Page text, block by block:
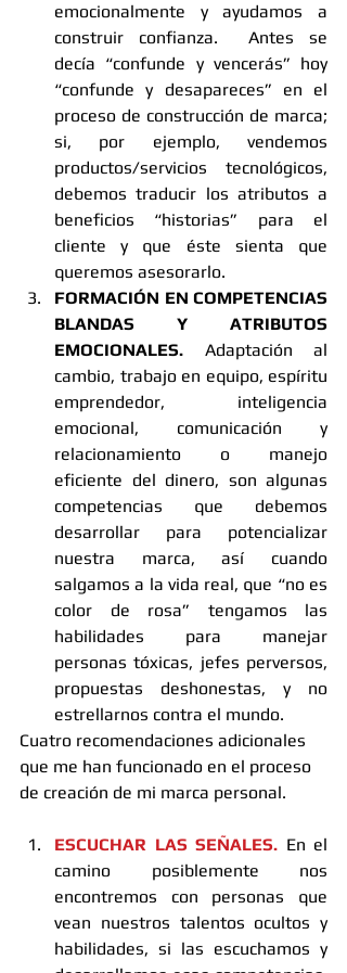
emocionalmente y ayudamos a
construir confianza.  Antes se
decía “confunde y vencerás” hoy
“confunde y desapareces” en el
proceso de construcción de marca;
si, por ejemplo, vendemos
productos/servicios tecnológicos,
debemos traducir los atributos a
beneficios “historias” para el
cliente y que éste sienta que
queremos asesorarlo.
FORMACIÓN EN COMPETENCIAS
BLANDAS Y ATRIBUTOS
EMOCIONALES. Adaptación al
cambio, trabajo en equipo, espíritu
emprendedor, inteligencia
emocional, comunicación y
relacionamiento o manejo
eficiente del dinero, son algunas
competencias que debemos
desarrollar para potencializar
nuestra marca, así cuando
salgamos a la vida real, que “no es
color de rosa” tengamos las
habilidades para manejar
personas tóxicas, jefes perversos,
propuestas deshonestas, y no
estrellarnos contra el mundo.
Cuatro recomendaciones adicionales
que me han funcionado en el proceso
de creación de mi marca personal.
ESCUCHAR LAS SEÑALES. En el
camino posiblemente nos
encontremos con personas que
vean nuestros talentos ocultos y
habilidades, si las escuchamos y